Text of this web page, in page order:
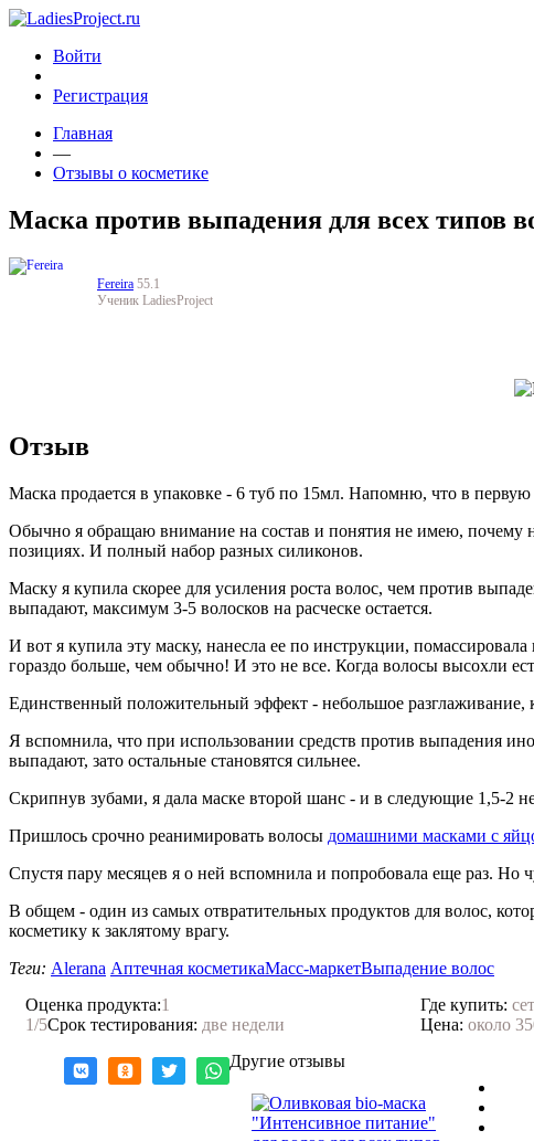
Войти
Регистрация
Главная
—
Отзывы о косметике
Маска против выпадения для всех типов
Fereira 55.1
Ученик LadiesProject
Отзыв
Маска продается в упаковке - 6 туб по 15мл. Напомню, что в
Обычно я обращаю внимание на состав и понятия не имею, почему
позициях. И полный набор разных силиконов.
Маску я купила скорее для усиления роста волос, чем против
выпадают, максимум 3-5 волосков на расческе остается.
И вот я купила эту маску, нанесла ее по инструкции,
гораздо больше, чем обычно! И это не все. Когда волосы высохли
Единственный положительный эффект - небольшое разглаживание,
Я вспомнила, что при использовании средств против выпадения
выпадают, зато остальные становятся сильнее.
Скрипнув зубами, я дала маске второй шанс - и в следующие 1,5-2
Пришлось срочно реанимировать волосы домашними масками с
Спустя пару месяцев я о ней вспомнила и попробовала еще раз. Но
В общем - один из самых отвратительных продуктов для волос,
косметику к заклятому врагу.
Теги: Alerana Аптечная косметикаМасс-маркетВыпадение волос
Оценка продукта:1
1/5Срок тестирования: две недели
Где купить:
Цена: около
Другие отзывы